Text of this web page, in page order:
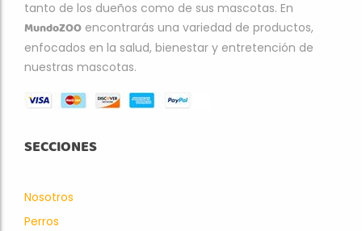
tanto de los dueños como de sus mascotas. En
MundoZOO encontrarás una variedad de productos,
enfocados en la salud, bienestar y entretención de
nuestras mascotas.
SECCIONES
Nosotros
Perros